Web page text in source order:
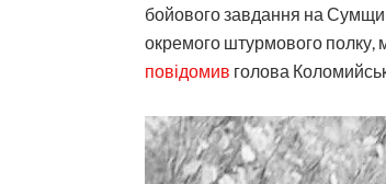
бойового завдання на
окремого штурмового полку,
повідомив голова